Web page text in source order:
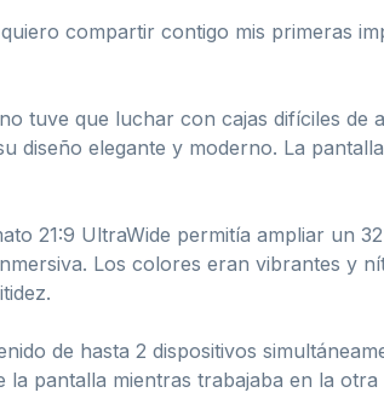
compartir contigo mis primeras
tuve que luchar con cajas difíciles de
diseño elegante y moderno. La
21:9 UltraWide permitía ampliar un
Los colores eran vibrantes y
de hasta 2 dispositivos
pantalla mientras trabajaba en la otra